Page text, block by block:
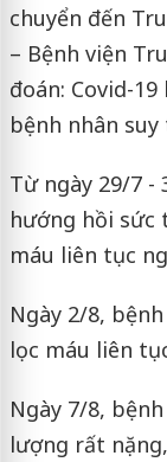
chuyển đến
– Bệnh viện
đoán: Covid-
bệnh nhân
Từ ngày 29/7 -
hướng hồi sức
máu liên tục
Ngày 2/8,
lọc máu liên
Ngày 7/8,
lượng rất